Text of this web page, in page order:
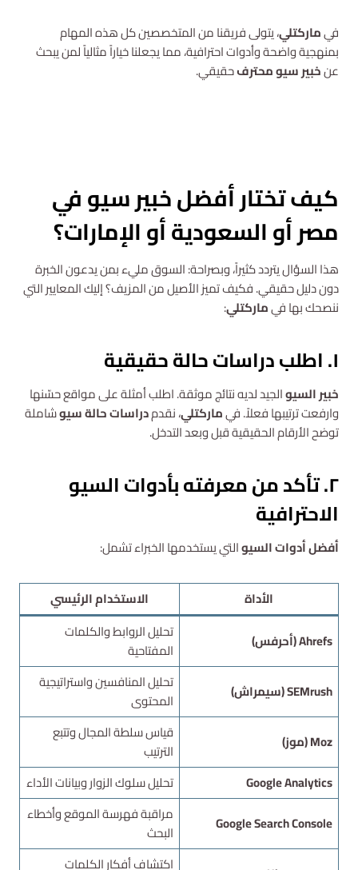
فيماركتلي، يتولى فريقنا من المتخصصين كل هذه المهام
بمنهجية واضحة وأدوات احترافية، مما يجعلنا خياراً مثالياً لمن يبحث
عنخبير سيو محترفحقيقي.
كيف تختار أفضل خبير سيو في
مصر أو السعودية أو الإمارات؟
هذا السؤال يتردد كثيراً، وبصراحة: السوق مليء بمن يدعون الخبرة
دون دليل حقيقي. فكيف تميز الأصيل من المزيف؟ إليك المعايير التي
ننصحك بها فيماركتلي:
١. اطلب دراسات حالة حقيقية
خبير السيوالجيد لديه نتائج موثقة. اطلب أمثلة على مواقع حسّنها
وارفعت ترتيبها فعلاً. فيماركتلي، نقدمدراسات حالة سيوشاملة
توضح الأرقام الحقيقية قبل وبعد التدخل.
٢. تأكد من معرفته بأدوات السيو
الاحترافية
أفضل أدوات السيوالتي يستخدمها الخبراء تشمل:
الأداة
الاستخدام الرئيسي
Ahrefs (أحرفس)
تحليل الروابط والكلمات
المفتاحية
SEMrush (سيمراش)
تحليل المنافسين واستراتيجية
المحتوى
Moz (موز)
قياس سلطة المجال وتتبع
الترتيب
Google Analytics
تحليل سلوك الزوار وبيانات الأداء
Google Search Console
مراقبة فهرسة الموقع وأخطاء
البحث
اكتشاف أفكار الكلمات